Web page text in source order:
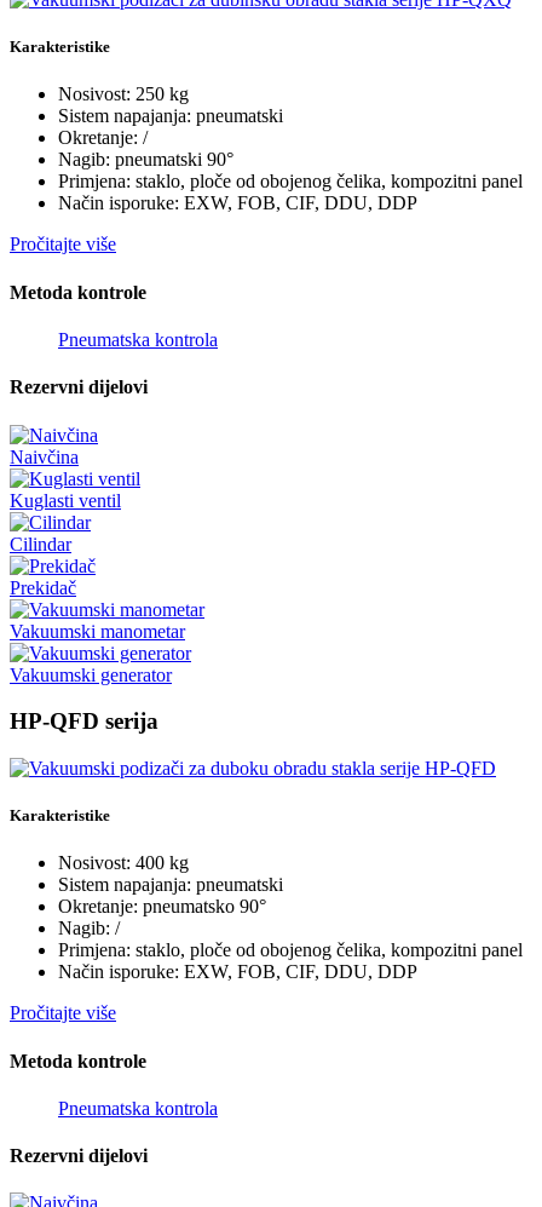
Karakteristike
Nosivost: 250 kg
Sistem napajanja: pneumatski
Okretanje: /
Nagib: pneumatski 90°
Primjena: staklo, ploče od obojenog čelika, kompozitni panel
Način isporuke: EXW, FOB, CIF, DDU, DDP
Pročitajte više
Metoda kontrole
Pneumatska kontrola
Rezervni dijelovi
Naivčina
Kuglasti ventil
Cilindar
Prekidač
Vakuumski manometar
Vakuumski generator
HP-QFD serija
Karakteristike
Nosivost: 400 kg
Sistem napajanja: pneumatski
Okretanje: pneumatsko 90°
Nagib: /
Primjena: staklo, ploče od obojenog čelika, kompozitni panel
Način isporuke: EXW, FOB, CIF, DDU, DDP
Pročitajte više
Metoda kontrole
Pneumatska kontrola
Rezervni dijelovi